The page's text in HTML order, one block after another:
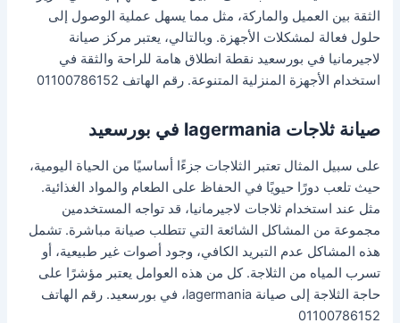
الثقة بين العميل والماركة، مثل مما يسهل عملية الوصول إلى
حلول فعالة لمشكلات الأجهزة. وبالتالي، يعتبر مركز صيانة
لاجيرمانيا في بورسعيد نقطة انطلاق هامة للراحة والثقة في
استخدام الأجهزة المنزلية المتنوعة. رقم الهاتف 01100786152
صيانة ثلاجات lagermania في بورسعيد
على سبيل المثال تعتبر الثلاجات جزءًا أساسيًا من الحياة اليومية،
حيث تلعب دورًا حيويًا في الحفاظ على الطعام والمواد الغذائية.
مثل عند استخدام ثلاجات لاجيرمانيا، قد تواجه المستخدمين
مجموعة من المشاكل الشائعة التي تتطلب صيانة مباشرة. تشمل
هذه المشاكل عدم التبريد الكافي، وجود أصوات غير طبيعية، أو
تسرب المياه من الثلاجة. كل من هذه العوامل يعتبر مؤشرًا على
حاجة الثلاجة إلى صيانة lagermania، في بورسعيد. رقم الهاتف
01100786152